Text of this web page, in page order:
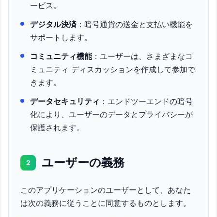
ービス。
デジタル決済：暗号通貨の送金と支払い機能を
サポートします。
コミュニティ機能：ユーザーは、さまざまなコ
ミュニティ ディスカッションを作成して参加で
きます。
データセキュリティ ：エンドツーエンドの暗号
化により、ユーザーのデータとプライバシーが
保護されます。
2 ユーザーの義務
このアプリケーションのユーザーとして、あなた
は次の義務に従うことに同意するものとします。